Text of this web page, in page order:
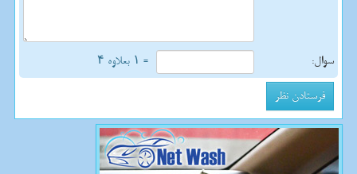
سوال: = ۱ بعلاوه ۴